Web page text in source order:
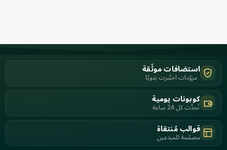
استضافات موثّقة
مزوّدات اختُبرت يدويًا
كوبونات يومية
تُحدَّث كل 24 ساعة
قوالب مُنتقاة
مصمّمة للمبدعين